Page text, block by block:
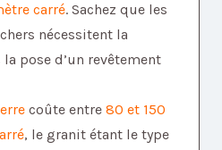
carré. Sachez que les
nécessitent la
pose d’un revêtement
coûte entre 80 et 150
, le granit étant le type